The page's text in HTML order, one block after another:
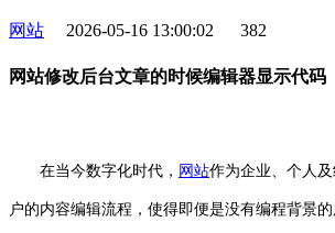
网站 2026-05-16 13:00:02 382
网站修改后台文章的时候编辑器显示代码
在当今数字化时代， 网站作为企业、个人
户的内容编辑流程，使得即便是没有编程背景